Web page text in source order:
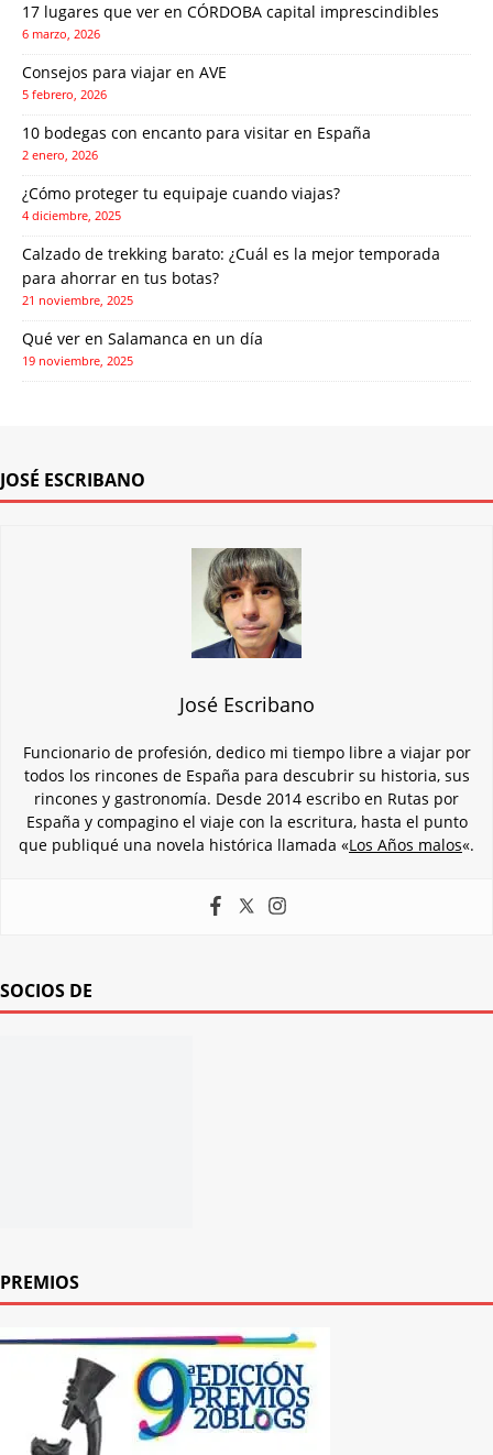
17 lugares que ver en CÓRDOBA capital imprescindibles
6 marzo, 2026
Consejos para viajar en AVE
5 febrero, 2026
10 bodegas con encanto para visitar en España
2 enero, 2026
¿Cómo proteger tu equipaje cuando viajas?
4 diciembre, 2025
Calzado de trekking barato: ¿Cuál es la mejor temporada
para ahorrar en tus botas?
21 noviembre, 2025
Qué ver en Salamanca en un día
19 noviembre, 2025
JOSÉ ESCRIBANO
José Escribano
Funcionario de profesión, dedico mi tiempo libre a viajar por
todos los rincones de España para descubrir su historia, sus
rincones y gastronomía. Desde 2014 escribo en Rutas por
España y compagino el viaje con la escritura, hasta el punto
que publiqué una novela histórica llamada «Los Años malos«.
SOCIOS DE
PREMIOS